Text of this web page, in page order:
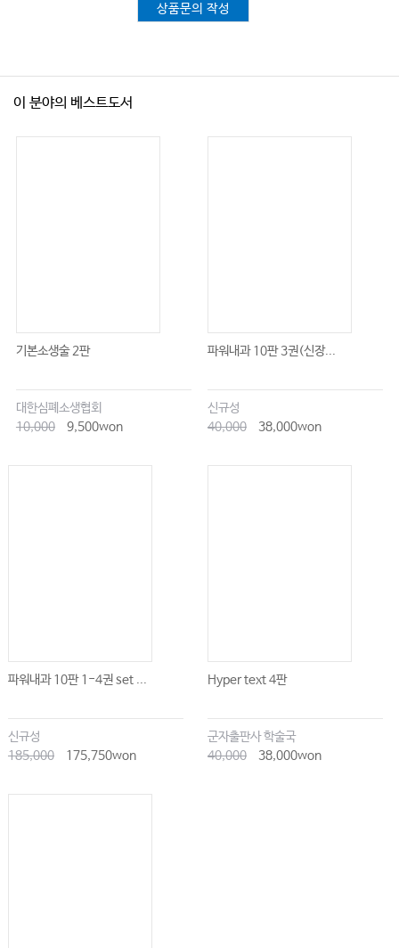
02 공수병 • 959
03 말라리아 • 963
12 연부조직 감염 • 1014
14 감염 역학조사 • 1036
15 응급실에서 항생제의 적절한 사용 • 1045
06 응급분만 • 1125
08 골반염증질환 • 1148
13 소아 응급
01 소아 소생술 • 1159
상품문의 작성
이 분야의 베스트도서
기본소생술 2판
대한심폐소생협회
10,000
9,500won
파워내과 10판 3권(신장...
신규성
40,000
38,000won
파워내과 10판 1-4권 set ...
신규성
185,000
175,750won
Hyper text 4판
군자출판사 학술국
40,000
38,000won